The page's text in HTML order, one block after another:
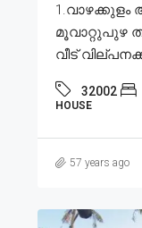
മൂവാറ്റുപുഴ
വീട്
32002
HOUSE
57 years ago